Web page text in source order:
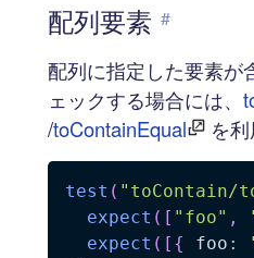
配列要素 #
配列に指定した要素が
ェックする場合には、
/toContainEqual を利
test ( "toContain/
expect ( [ "foo" ,
expect ( [ { foo :